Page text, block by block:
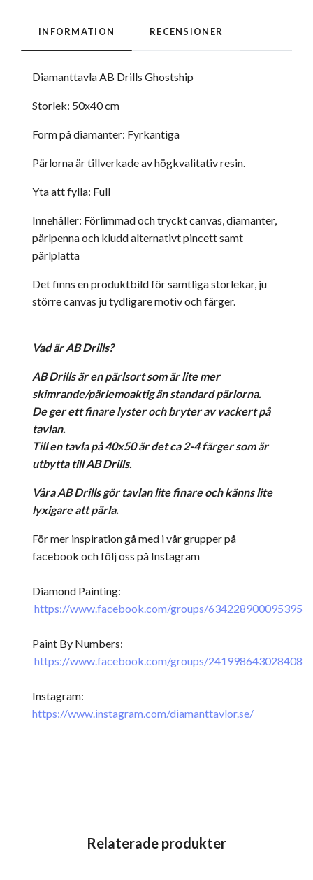
INFORMATION RECENSIONER
Diamanttavla AB Drills Ghostship
Storlek: 50x40 cm
Form på diamanter: Fyrkantiga
Pärlorna är tillverkade av högkvalitativ resin.
Yta att fylla: Full
Innehåller: Förlimmad och tryckt canvas, diamanter,
pärlpenna och kludd alternativt pincett samt
pärlplatta
Det finns en produktbild för samtliga storlekar, ju
större canvas ju tydligare motiv och färger.
Vad är AB Drills?
AB Drills är en pärlsort som är lite mer
skimrande/pärlemoaktig än standard pärlorna.
De ger ett finare lyster och bryter av vackert på
tavlan.
Till en tavla på 40x50 är det ca 2-4 färger som är
utbytta till AB Drills.
Våra AB Drills gör tavlan lite finare och känns lite
lyxigare att pärla.
För mer inspiration gå med i vår grupper på
facebook och följ oss på Instagram
Diamond Painting:
https://www.facebook.com/groups/634228900095395
Paint By Numbers:
https://www.facebook.com/groups/241998643028408
Instagram:
https://www.instagram.com/diamanttavlor.se/